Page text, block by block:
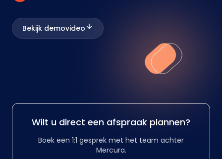
Bekijk demovideo
Wilt u direct een afspraak plannen?
Boek een 1:1 gesprek met het team achter
Mercura.